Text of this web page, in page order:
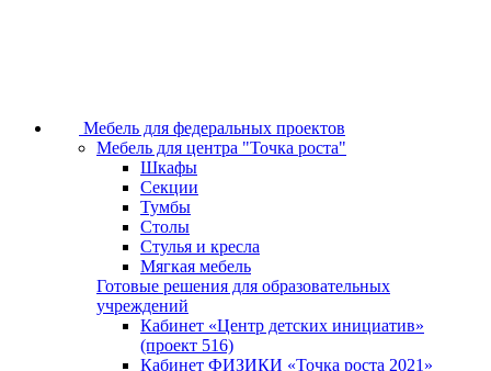
Мебель для федеральных проектов
Мебель для центра "Точка роста"
Шкафы
Секции
Тумбы
Столы
Стулья и кресла
Мягкая мебель
Готовые решения для образовательных
учреждений
Кабинет «Центр детских инициатив»
(проект 516)
Кабинет ФИЗИКИ «Точка роста 2021»